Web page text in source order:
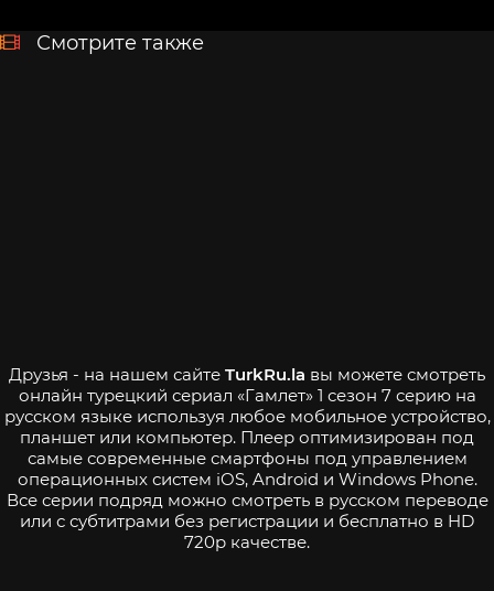
Смотрите также
Друзья - на нашем сайте TurkRu.la вы можете смотреть
онлайн турецкий сериал «Гамлет» 1 сезон 7 серию на
русском языке используя любое мобильное устройство,
планшет или компьютер. Плеер оптимизирован под
самые современные смартфоны под управлением
операционных систем iOS, Android и Windows Phone.
Все серии подряд можно смотреть в русском переводе
или с субтитрами без регистрации и бесплатно в HD
720p качестве.